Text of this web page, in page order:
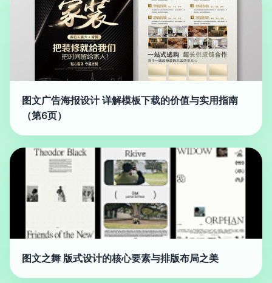
图文广告海报设计 详解模板下载的价值与实用指南
（第6页）
图文之舞 版式设计的核心要素与排版布局之美